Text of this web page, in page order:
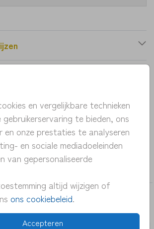
en vergelijkbare technieken
te bieden, ons
en onze prestaties te analyseren
en sociale mediadoeleinden
van gepersonaliseerde
altijd wijzigen of
ons cookiebeleid.
Accepteren
met hartjes en margriet beige
VIND JE MISSCHIEN OOK